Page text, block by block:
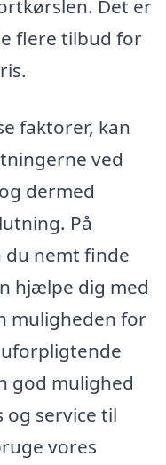
Det er
flere tilbud for
faktorer, kan
ved
og dermed
På
nemt finde
hjælpe dig med
muligheden for
god mulighed
service til
vores